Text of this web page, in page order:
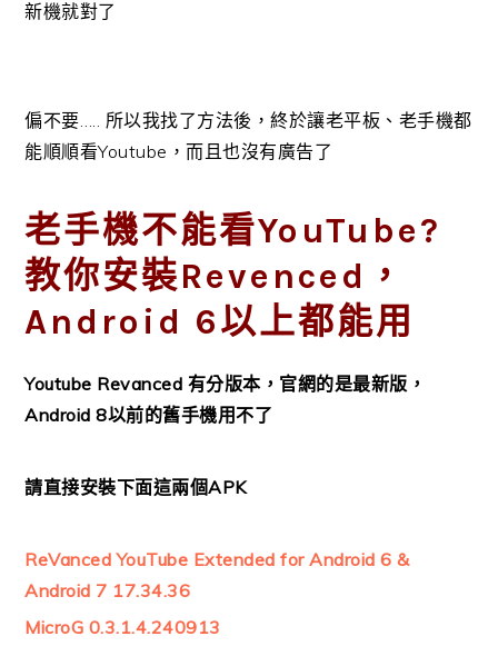
新機就對了
偏不要….. 所以我找了方法後，終於讓老平板、老手機都
能順順看Youtube，而且也沒有廣告了
老手機不能看YouTube?
教你安裝Revenced，
Android 6以上都能用
Youtube Revanced 有分版本，官網的是最新版，
Android 8以前的舊手機用不了
請直接安裝下面這兩個APK
ReVanced YouTube Extended for Android 6 &
Android 7 17.34.36
MicroG 0.3.1.4.240913